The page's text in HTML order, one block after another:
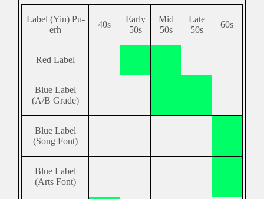
Label (Yin) Pu-
erh
40s
Early
50s
Mid
50s
Late
50s
60s
Red Label
Blue Label
(A/B Grade)
Blue Label
(Song Font)
Blue Label
(Arts Font)